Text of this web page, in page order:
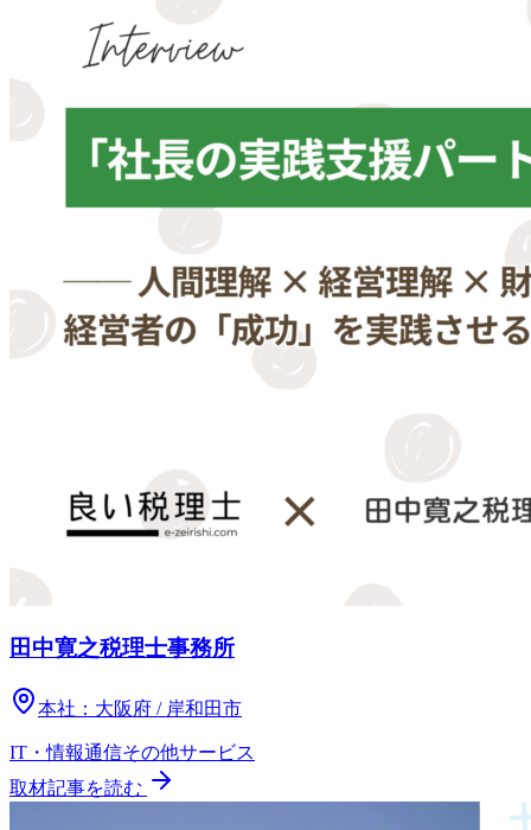
田中寛之税理士事務所
本社： 大阪府 / 岸和田市
IT・情報通信その他サービス
取材記事を読む